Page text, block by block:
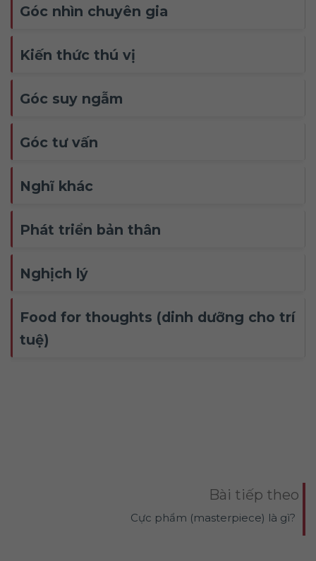
Góc nhìn chuyên gia
Kiến thức thú vị
Góc suy ngẫm
Góc tư vấn
Nghĩ khác
Phát triển bản thân
Nghịch lý
Food for thoughts (dinh dưỡng cho trí
tuệ)
Bài tiếp theo
Cực phẩm (masterpiece) là gì?